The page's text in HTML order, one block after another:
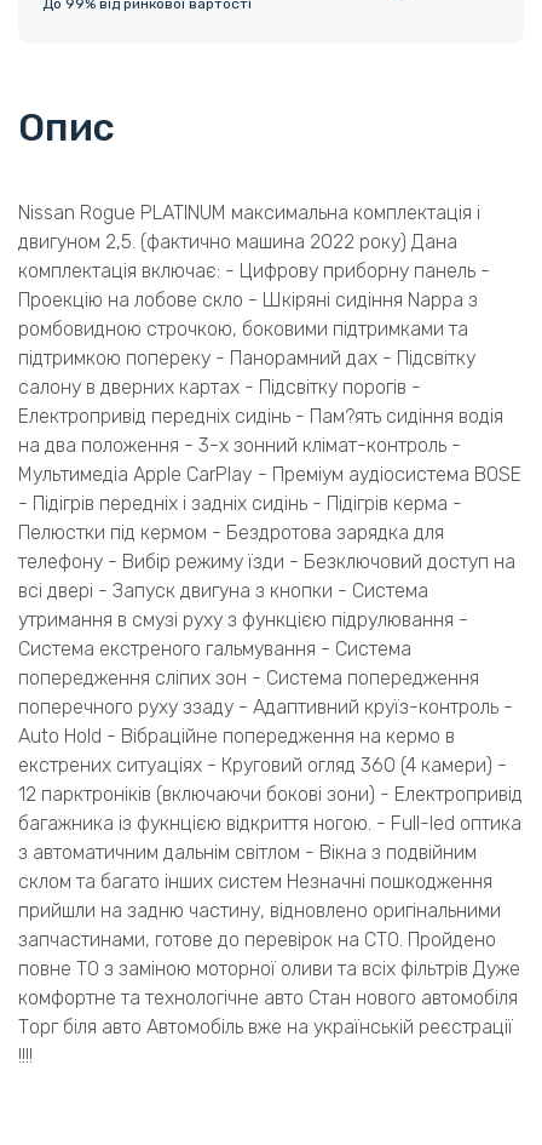
До 99% від ринкової вартості
Опис
Nissan Rogue PLATINUM максимальна комплектація і
двигуном 2,5. (фактично машина 2022 року) Дана
комплектація включає: - Цифрову приборну панель -
Проекцію на лобове скло - Шкіряні сидіння Nappa з
ромбовидною строчкою, боковими підтримками та
підтримкою попереку - Панорамний дах - Підсвітку
салону в дверних картах - Підсвітку порогів -
Електропривід передніх сидінь - Пам?ять сидіння водія
на два положення - 3-х зонний клімат-контроль -
Мультимедіа Apple CarPlay - Преміум аудіосистема BOSE
- Підігрів передніх і задніх сидінь - Підігрів керма -
Пелюстки під кермом - Бездротова зарядка для
телефону - Вибір режиму їзди - Безключовий доступ на
всі двері - Запуск двигуна з кнопки - Система
утримання в смузі руху з функцією підрулювання -
Система екстреного гальмування - Система
попередження сліпих зон - Система попередження
поперечного руху ззаду - Адаптивний круїз-контроль -
Auto Hold - Вібраційне попередження на кермо в
екстрених ситуаціях - Круговий огляд 360 (4 камери) -
12 парктроніків (включаючи бокові зони) - Електропривід
багажника із фукнцією відкриття ногою. - Full-led оптика
з автоматичним дальнім світлом - Вікна з подвійним
склом та багато інших систем Незначні пошкодження
прийшли на задню частину, відновлено оригінальними
запчастинами, готове до перевірок на СТО. Пройдено
повне ТО з заміною моторної оливи та всіх фільтрів Дуже
комфортне та технологічне авто Стан нового автомобіля
Торг біля авто Автомобіль вже на українській реєстрації
!!!!